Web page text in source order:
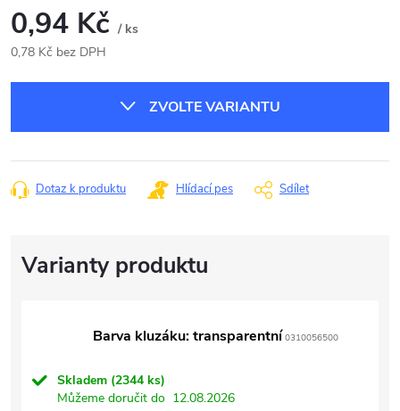
0,94 Kč / ks
0,78 Kč bez DPH
ZVOLTE VARIANTU
Dotaz k produktu Hlídací pes Sdílet
Barva kluzáku: transparentní 0310056500
Skladem (2344 ks)
Můžeme doručit do 12.08.2026